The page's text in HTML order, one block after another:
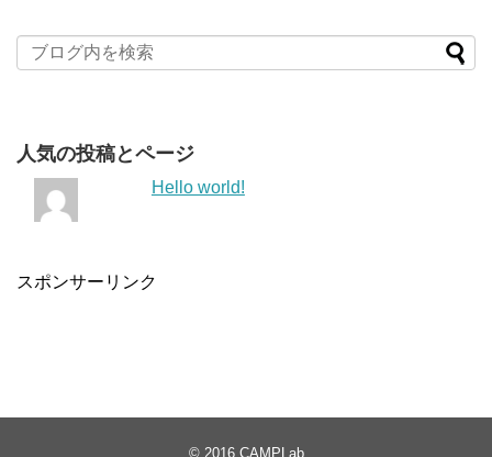
人気の投稿とページ
Hello world!
スポンサーリンク
© 2016 CAMPLab